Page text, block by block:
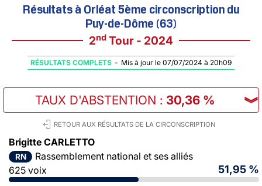
Résultats à Orléat 5ème circonscription du
Puy-de-Dôme (63)
2nd Tour - 2024
RÉSULTATS COMPLETS - Mis à jour le 07/07/2024 à 20h09
TAUX D'ABSTENTION : 30,36 % ︾
RETOUR AUX RÉSULTATS DE LA CIRCONSCRIPTION
Brigitte CARLETTO
RN
Rassemblement national et ses alliés
625 voix
51,95 %